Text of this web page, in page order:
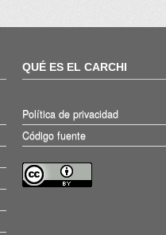
QUÉ ES EL CARCHI
Política de privacidad
Código fuente